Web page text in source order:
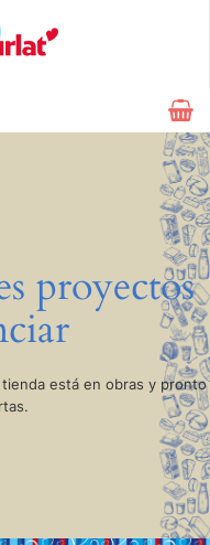
proyectos
está en obras y pronto